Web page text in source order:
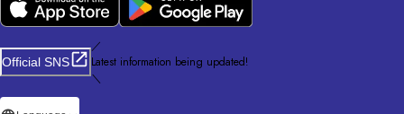
Official SNS
／
Latest information being updated!
＼